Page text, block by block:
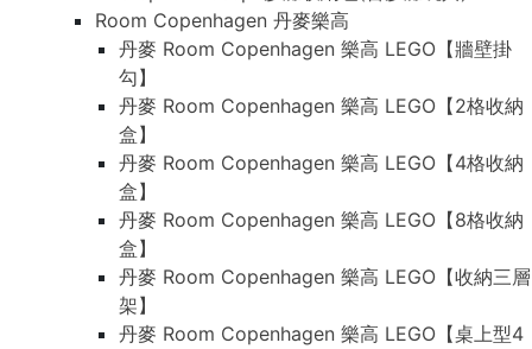
Room Copenhagen 丹麥樂高
丹麥 Room Copenhagen 樂高 LEGO【牆壁掛
勾】
丹麥 Room Copenhagen 樂高 LEGO【2格收納
盒】
丹麥 Room Copenhagen 樂高 LEGO【4格收納
盒】
丹麥 Room Copenhagen 樂高 LEGO【8格收納
盒】
丹麥 Room Copenhagen 樂高 LEGO【收納三層
架】
丹麥 Room Copenhagen 樂高 LEGO【桌上型4